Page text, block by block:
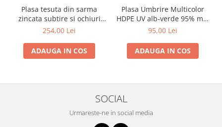
Mobilier PVC
Mobilier din PVC pentru casă
Mobilier comercial din PVC
Articole de consum industrie
Plasa tesuta din sarma
zincata subtire si ochiuri
medii Zn 1x12 m - 5 x 5 x
254,00 Lei
ADAUGA IN COS
Plasa Umbrire Multicolor
HDPE UV alb-verde 95% mp,
lungime 10m,latime 2 m
95,00 Lei
ADAUGA IN COS
SOCIAL
Urmareste-ne in social media